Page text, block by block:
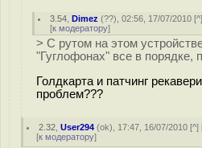
3.54 ,Dimez (??), 02:56, 17/07/2010 [^
[к модератору]
> С рутом на этом
"Гуглофонах" все в порядке,
Голдкарта и патчинг
проблем???
2.32 ,User294 (ok), 17:47, 16/07/2010 [^]
[к модератору]